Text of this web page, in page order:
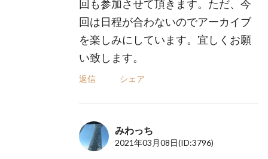
回も参加させて頂きます。ただ、今
回は日程が合わないのでアーカイブ
を楽しみにしています。宜しくお願
い致します。
返信 シェア
みわっち
2021年03月08日(ID:3796)